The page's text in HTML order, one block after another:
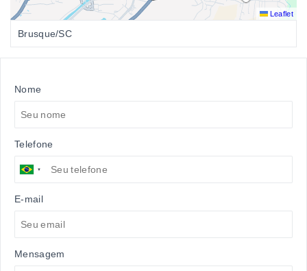
Leaflet
Brusque/SC
Nome
Telefone
E-mail
Mensagem